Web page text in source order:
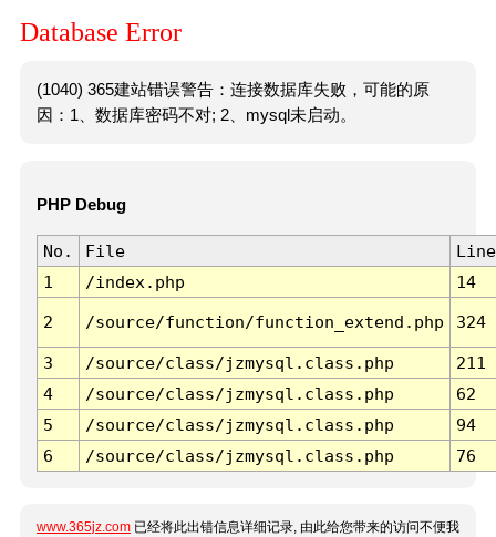
Database Error
(1040) 365建站错误警告：连接数据库失败，可能的原
因：1、数据库密码不对; 2、mysql未启动。
PHP Debug
No. File
Line
1
/index.php 14
2 /source/function/function_extend.php 324
3 /source/class/jzmysql.class.php
211
4
/source/class/jzmysql.class.php
62
5
/source/class/jzmysql.class.php
94
6
/source/class/jzmysql.class.php 76
www.365jz.com 已经将此出错信息详细记录, 由此给您带来的访问不便我